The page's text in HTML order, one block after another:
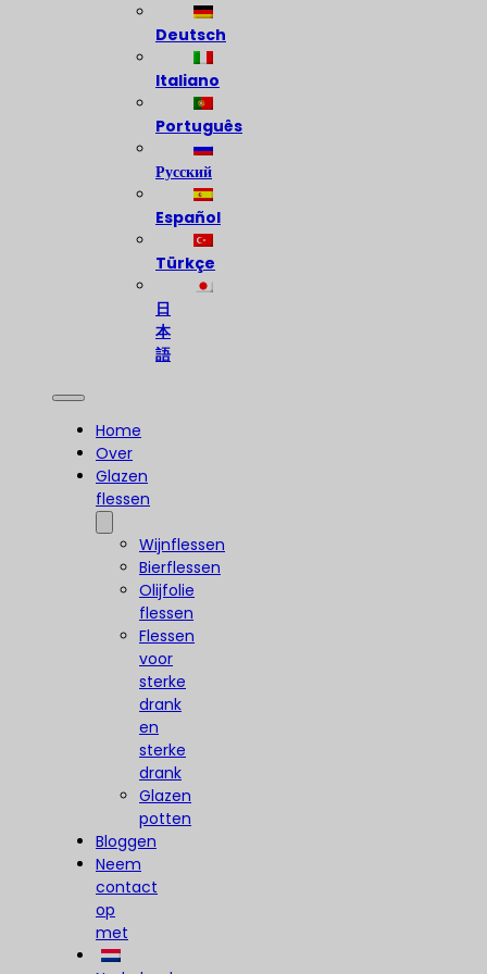
Deutsch
Italiano
Português
Русский
Español
Türkçe
日
本
語
Home
Over
Glazen
flessen
Wijnflessen
Bierflessen
Olijfolie
flessen
Flessen
voor
sterke
drank
en
sterke
drank
Glazen
potten
Bloggen
Neem
contact
op
met